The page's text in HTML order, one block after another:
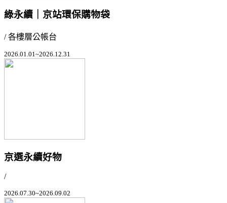
綠永續｜京站環保購物袋
/ 各樓層公帳台
2026.01.01~2026.12.31
京選永續好物
/
2026.07.30~2026.09.02